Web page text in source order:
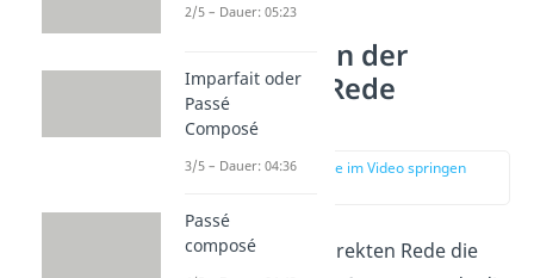
Pronomen in der
indirekten Rede
anpassen
zur Stelle im Video springen
Da sich in der indirekten Rede die
2/5 – Dauer: 05:23
Imparfait oder
Passé
Composé
3/5 – Dauer: 04:36
Passé
composé